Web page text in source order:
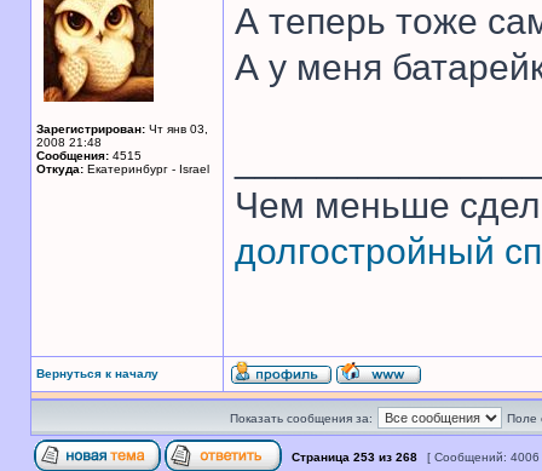
Зарегистрирован: Чт янв 03,
2008 21:48
Сообщения: 4515
Откуда: Екатеринбург - Israel
А теперь тоже
А у меня
Чем меньше
долгостройный
Вернуться к началу
Показать сообщения за: Поле
Страница 253 из 268 [ Сообщений: